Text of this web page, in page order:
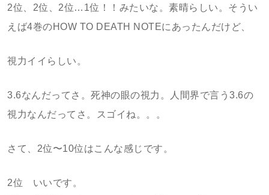
2位、2位、2位…1位！！みたいな。素晴らしい。そうい
えば4巻のHOW TO DEATH NOTEにあったんだけど、
視力イイらしい。
3.6なんだってさ。死神の眼の視力。人間界で言う3.6の
視力なんだってさ。スゴイね。。。
さて、2位〜10位はこんな感じです。
2位 いいです。